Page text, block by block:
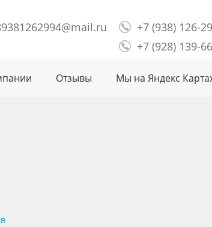
+7 (938) 126-
+7 (928) 139-
Отзывы Мы на Яндекс